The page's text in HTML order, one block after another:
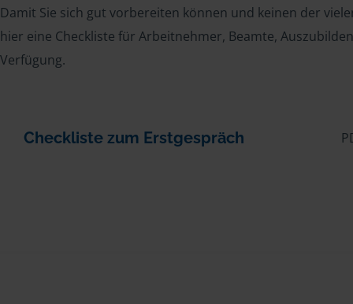
Damit Sie sich gut vorbereiten können und keinen der
hier eine Checkliste für Arbeitnehmer, Beamte,
Verfügung.
Checkliste zum Erstgespräch